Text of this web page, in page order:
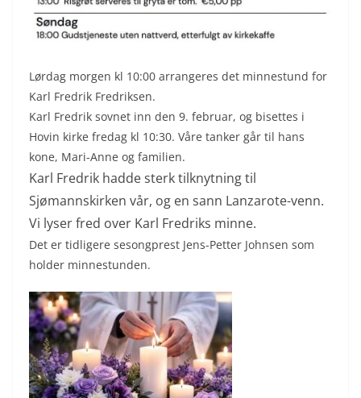
Lørdag morgen kl 10:00 arrangeres det minnestund for
Karl Fredrik Fredriksen.
Karl Fredrik sovnet inn den 9. februar, og bisettes i
Hovin kirke fredag kl 10:30. Våre tanker går til hans
kone, Mari-Anne og familien.
Karl Fredrik hadde sterk tilknytning til
Sjømannskirken vår, og en sann Lanzarote-venn.
Vi lyser fred over Karl Fredriks minne.
Det er tidligere sesongprest Jens-Petter Johnsen som
holder minnestunden.